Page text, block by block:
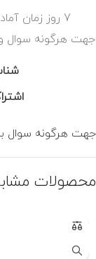
7 روز زمان آماده سازی و قابل سفارش در رنگ دلخواه شما
جهت هرگونه سوال
جهت هرگونه سوال
محصولات